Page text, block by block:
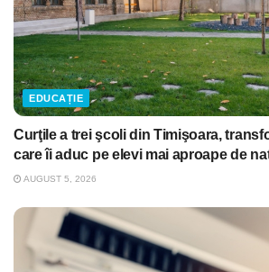
EDUCAȚIE
Curţile a trei şcoli din Timişoara,
care îi aduc pe elevi mai aproape de
AUGUST 5, 2026